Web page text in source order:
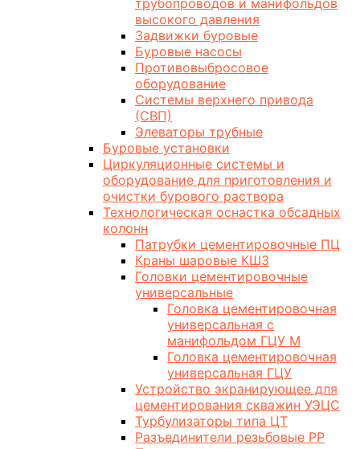
трубопроводов и манифольдов
высокого давления
Задвижки буровые
Буровые насосы
Противовыбросовое
оборудование
Системы верхнего привода
(СВП)
Элеваторы трубные
Буровые установки
Циркуляционные системы и
оборудование для приготовления и
очистки бурового раствора
Технологическая оснастка обсадных
колонн
Патрубки цементировочные ПЦ
Краны шаровые КШЗ
Головки цементировочные
универсальные
Головка цементировочная
универсальная с
манифольдом ГЦУ М
Головка цементировочная
универсальная ГЦУ
Устройство экранирующее для
цементирования скважин УЭЦС
Турбулизаторы типа ЦТ
Разъединители резьбовые РР